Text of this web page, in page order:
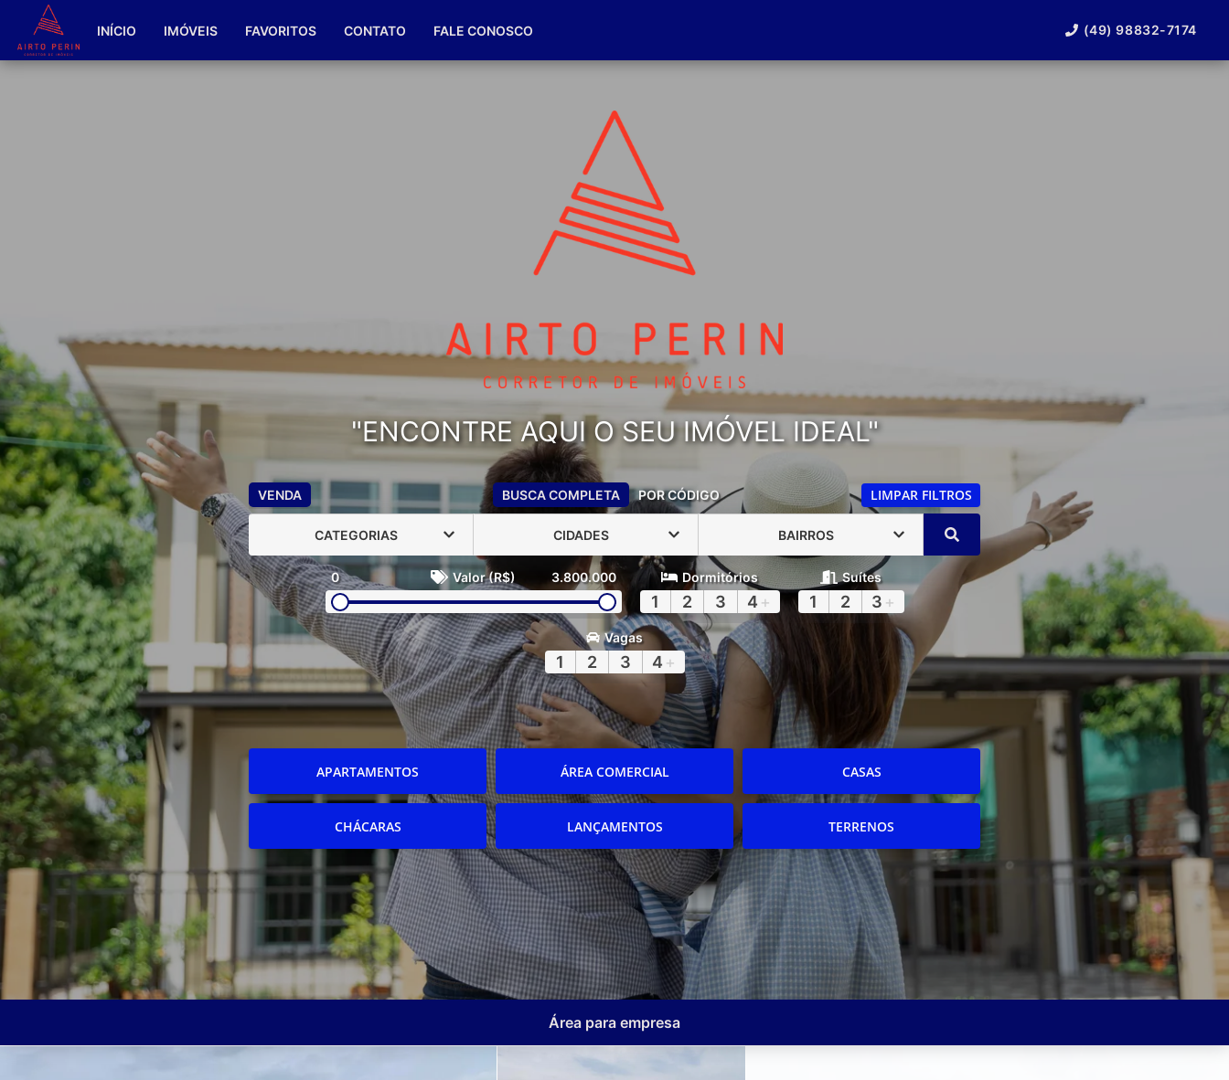
INÍCIO IMÓVEIS FAVORITOS CONTATO FALE CONOSCO (49) 98832-7174
"ENCONTRE AQUI O SEU IMÓVEL IDEAL"
VENDA BUSCA COMPLETA POR CÓDIGO LIMPAR FILTROS
CATEGORIAS CIDADES BAIRROS
0 Valor (R$) 3.800.000 Dormitórios
1 2 3 4 +
Suítes
1 2 3 +
Vagas
1 2 3 4 +
APARTAMENTOS ÁREA COMERCIAL CASAS
CHÁCARAS LANÇAMENTOS TERRENOS
Área para empresa